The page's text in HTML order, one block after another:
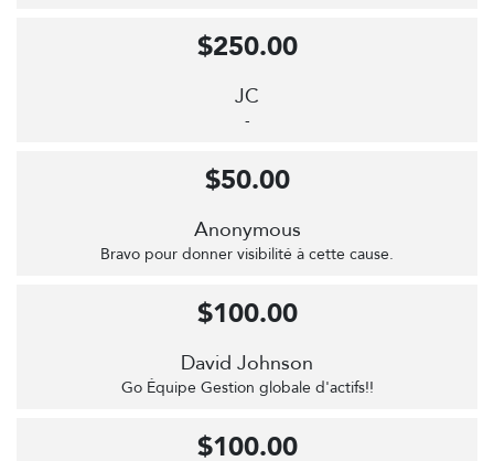
JC
-
$250.00
Anonymous
Bravo pour donner visibilité à cette cause.
$50.00
David Johnson
Go Équipe Gestion globale d'actifs!!
$100.00
$100.00